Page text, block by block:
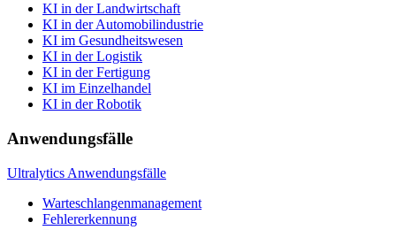
KI in der Landwirtschaft
KI in der Automobilindustrie
KI im Gesundheitswesen
KI in der Logistik
KI in der Fertigung
KI im Einzelhandel
KI in der Robotik
Anwendungsfälle
Ultralytics Anwendungsfälle
Warteschlangenmanagement
Fehlererkennung